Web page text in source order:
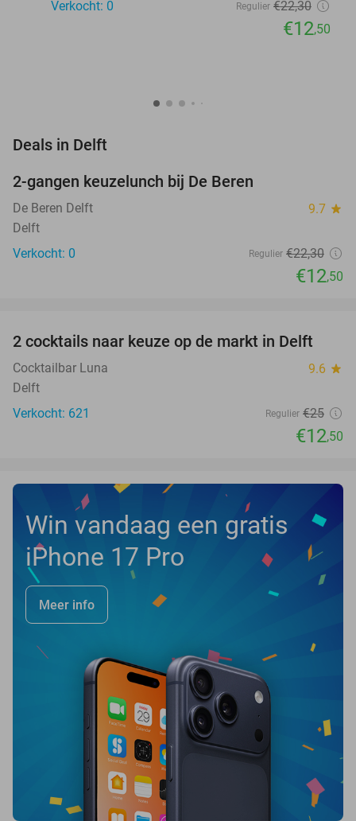
Verkocht: 0
Regulier €22,30
€12,50
Deals in Delft
NEW
TODAY
2-gangen keuzelunch bij De Beren
De Beren Delft 9.7 star
Delft
Verkocht: 0
Regulier €22,30
€12,50
50%
2 cocktails naar keuze op de markt in Delft
Cocktailbar Luna 9.6 star
Delft
Verkocht: 621
Regulier €25
€12,50
Win vandaag een gratis
iPhone 17 Pro
Meer info